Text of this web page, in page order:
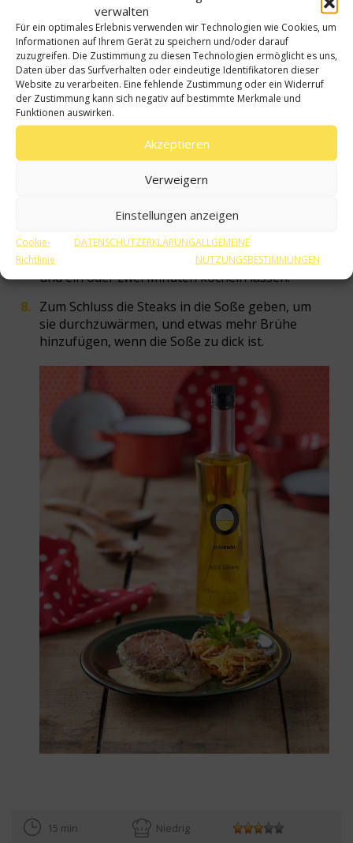
verwalten
Für ein optimales Erlebnis verwenden wir Technologien wie Cookies, um
Informationen auf Ihrem Gerät zu speichern und/oder darauf
zuzugreifen. Die Zustimmung zu diesen Technologien ermöglicht es uns,
Daten über das Surfverhalten oder eindeutige Identifikatoren dieser
Website zu verarbeiten. Eine fehlende Zustimmung oder ein Widerruf
der Zustimmung kann sich negativ auf bestimmte Merkmale und
Funktionen auswirken.
Akzeptieren
Verweigern
Einstellungen anzeigen
Cookie-
Richtlinie
DATENSCHUTZERKLÄRUNGALLGEMEINE
NUTZUNGSBESTIMMUNGEN
Aus der Pfanne nehmen und ein Drittel der
zuvor gebratenen Zwiebeln hinzufügen. Den
Senf, einen Teil der Rinderbrühe und eine Prise
Salz hinzugeben. Wenn sich der Bratensaft um
die Hälfte reduziert hat, die Sahne hinzufügen
und ein oder zwei Minuten köcheln lassen.
Zum Schluss die Steaks in die Soße geben, um
sie durchzuwärmen, und etwas mehr Brühe
hinzufügen, wenn die Soße zu dick ist.
15 min Niedrig